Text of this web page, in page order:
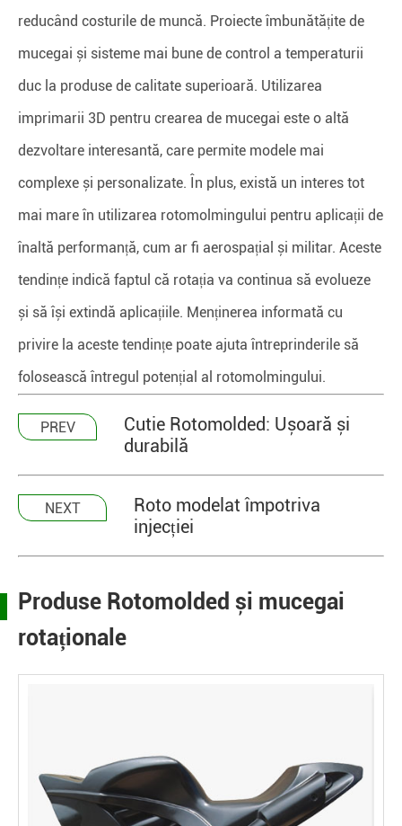
reducând costurile de muncă. Proiecte îmbunătățite de
mucegai și sisteme mai bune de control a temperaturii
duc la produse de calitate superioară. Utilizarea
imprimarii 3D pentru crearea de mucegai este o altă
dezvoltare interesantă, care permite modele mai
complexe și personalizate. În plus, există un interes tot
mai mare în utilizarea rotomolmingului pentru aplicații de
înaltă performanță, cum ar fi aerospațial și militar. Aceste
tendințe indică faptul că rotația va continua să evolueze
și să își extindă aplicațiile. Menținerea informată cu
privire la aceste tendințe poate ajuta întreprinderile să
folosească întregul potențial al rotomolmingului.
PREV
Cutie Rotomolded: Ușoară și
durabilă
NEXT
Roto modelat împotriva
injecției
Produse Rotomolded și mucegai
rotaționale